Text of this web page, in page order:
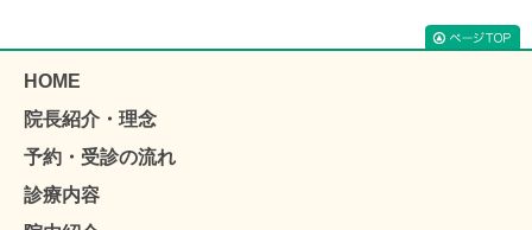
HOME
院長紹介・理念
予約・受診の流れ
診療内容